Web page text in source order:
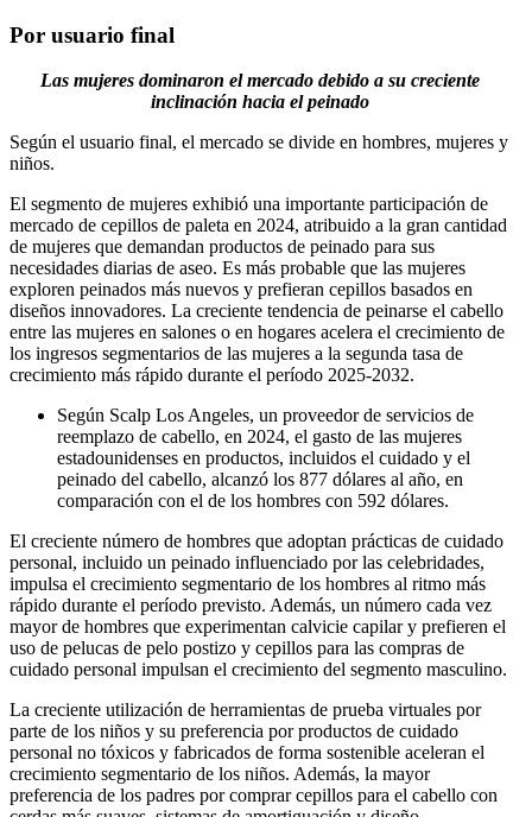
Por usuario final
Las mujeres dominaron el mercado debido a su creciente
inclinación hacia el peinado
Según el usuario final, el mercado se divide en hombres, mujeres y
niños.
El segmento de mujeres exhibió una importante participación de
mercado de cepillos de paleta en 2024, atribuido a la gran cantidad
de mujeres que demandan productos de peinado para sus
necesidades diarias de aseo. Es más probable que las mujeres
exploren peinados más nuevos y prefieran cepillos basados ​​en
diseños innovadores. La creciente tendencia de peinarse el cabello
entre las mujeres en salones o en hogares acelera el crecimiento de
los ingresos segmentarios de las mujeres a la segunda tasa de
crecimiento más rápido durante el período 2025-2032.
Según Scalp Los Angeles, un proveedor de servicios de
reemplazo de cabello, en 2024, el gasto de las mujeres
estadounidenses en productos, incluidos el cuidado y el
peinado del cabello, alcanzó los 877 dólares al año, en
comparación con el de los hombres con 592 dólares.
El creciente número de hombres que adoptan prácticas de cuidado
personal, incluido un peinado influenciado por las celebridades,
impulsa el crecimiento segmentario de los hombres al ritmo más
rápido durante el período previsto. Además, un número cada vez
mayor de hombres que experimentan calvicie capilar y prefieren el
uso de pelucas de pelo postizo y cepillos para las compras de
cuidado personal impulsan el crecimiento del segmento masculino.
La creciente utilización de herramientas de prueba virtuales por
parte de los niños y su preferencia por productos de cuidado
personal no tóxicos y fabricados de forma sostenible aceleran el
crecimiento segmentario de los niños. Además, la mayor
preferencia de los padres por comprar cepillos para el cabello con